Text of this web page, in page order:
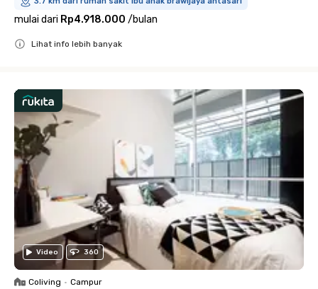
mulai dari Rp4.918.000 /bulan
Lihat info lebih banyak
Video 360
Coliving • Campur